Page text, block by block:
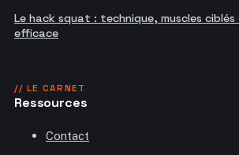
Le hack squat : technique, muscles
efficace
// LE CARNET
Ressources
Contact